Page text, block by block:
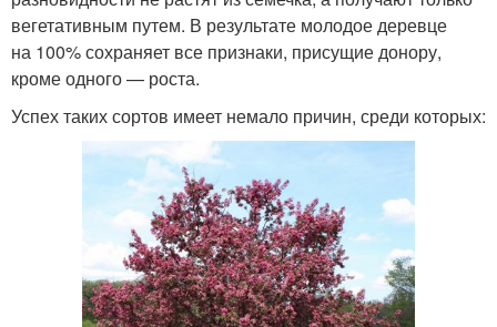
вегетативным путем. В результате молодое деревце
на 100% сохраняет все признаки, присущие донору,
кроме одного — роста.
Успех таких сортов имеет немало причин, среди которых: